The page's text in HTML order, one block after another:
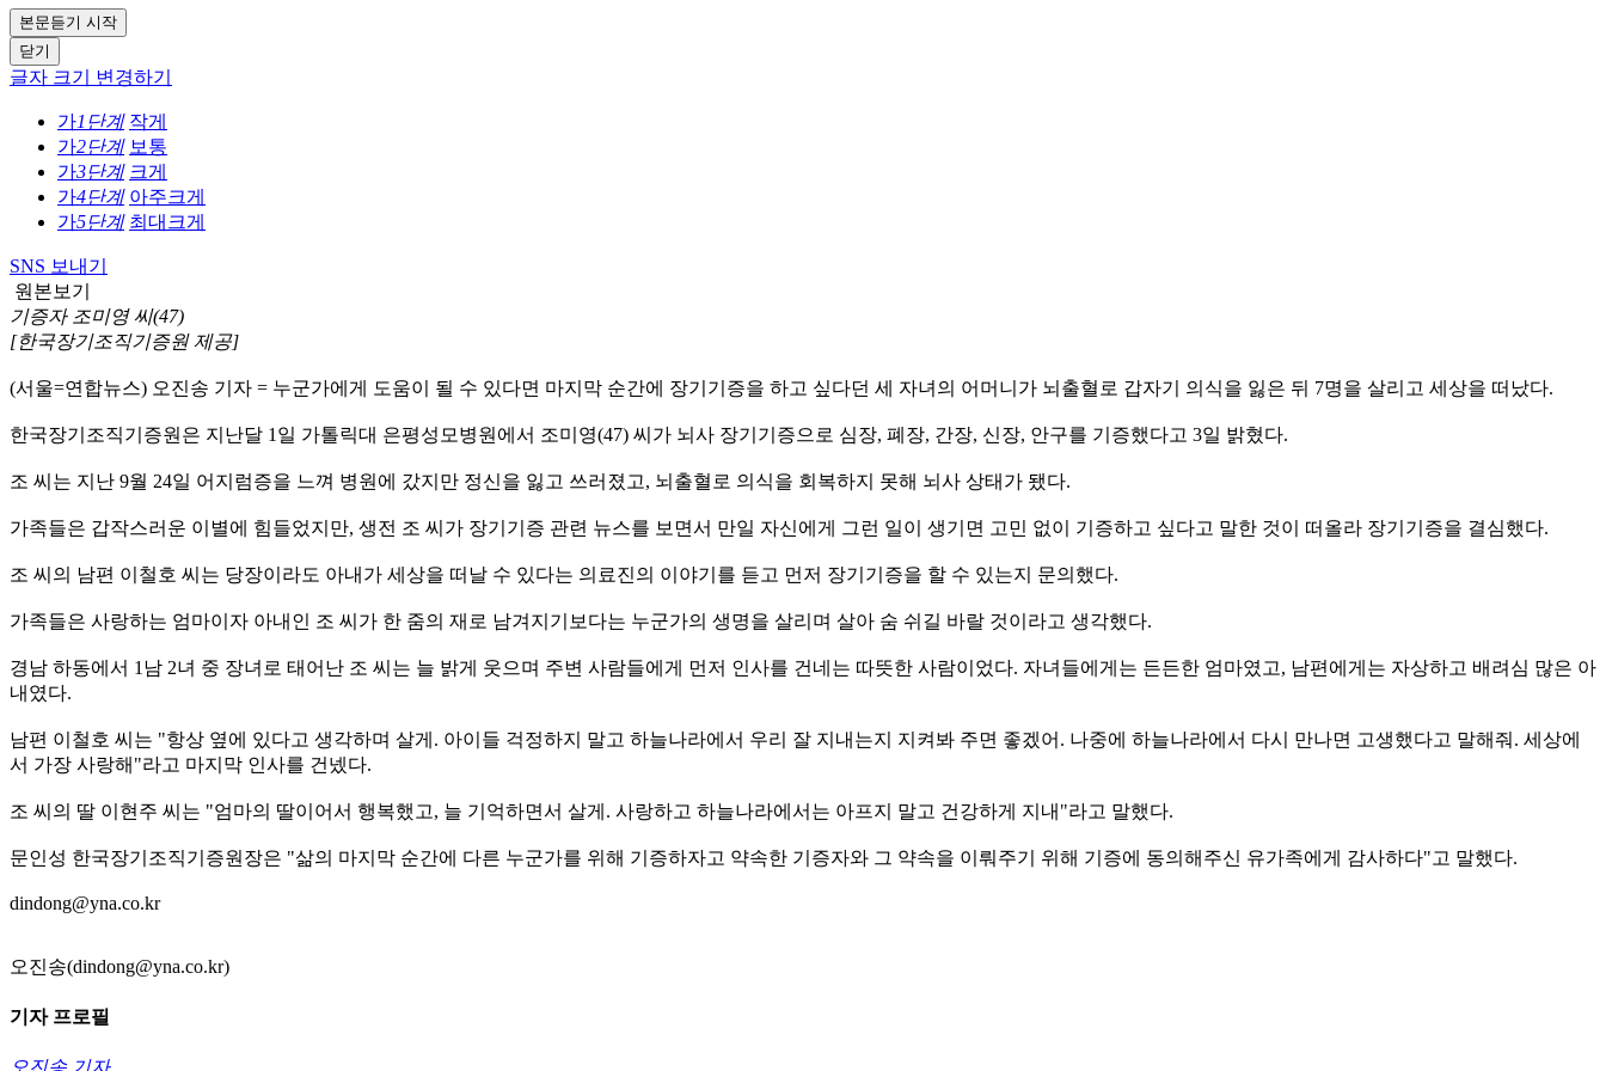
본문듣기 시작
닫기
글자 크기 변경하기
가1단계 작게
가2단계 보통
가3단계 크게
가4단계 아주크게
가5단계 최대크게
SNS 보내기
원본보기
기증자 조미영 씨(47)
[한국장기조직기증원 제공]
(서울=연합뉴스) 오진송 기자 = 누군가에게 도움이 될 수 있다면 마지막 순간에 장기기증을 하고 싶다던 세 자녀의 어머니가 뇌출혈로 갑자기 의식을 잃은 뒤 7명을 살리고 세상을 떠났다.
한국장기조직기증원은 지난달 1일 가톨릭대 은평성모병원에서 조미영(47) 씨가 뇌사 장기기증으로 심장, 폐장, 간장, 신장, 안구를 기증했다고 3일 밝혔다.
조 씨는 지난 9월 24일 어지럼증을 느껴 병원에 갔지만 정신을 잃고 쓰러졌고, 뇌출혈로 의식을 회복하지 못해 뇌사 상태가 됐다.
가족들은 갑작스러운 이별에 힘들었지만, 생전 조 씨가 장기기증 관련 뉴스를 보면서 만일 자신에게 그런 일이 생기면 고민 없이 기증하고 싶다고 말한 것이 떠올라 장기기증을 결심했다.
조 씨의 남편 이철호 씨는 당장이라도 아내가 세상을 떠날 수 있다는 의료진의 이야기를 듣고 먼저 장기기증을 할 수 있는지 문의했다.
가족들은 사랑하는 엄마이자 아내인 조 씨가 한 줌의 재로 남겨지기보다는 누군가의 생명을 살리며 살아 숨 쉬길 바랄 것이라고 생각했다.
경남 하동에서 1남 2녀 중 장녀로 태어난 조 씨는 늘 밝게 웃으며 주변 사람들에게 먼저 인사를 건네는 따뜻한 사람이었다. 자녀들에게는 든든한 엄마였고, 남편에게는 자상하고 배려심 많은 아
내였다.
남편 이철호 씨는 "항상 옆에 있다고 생각하며 살게. 아이들 걱정하지 말고 하늘나라에서 우리 잘 지내는지 지켜봐 주면 좋겠어. 나중에 하늘나라에서 다시 만나면 고생했다고 말해줘. 세상에
서 가장 사랑해"라고 마지막 인사를 건넸다.
조 씨의 딸 이현주 씨는 "엄마의 딸이어서 행복했고, 늘 기억하면서 살게. 사랑하고 하늘나라에서는 아프지 말고 건강하게 지내"라고 말했다.
문인성 한국장기조직기증원장은 "삶의 마지막 순간에 다른 누군가를 위해 기증하자고 약속한 기증자와 그 약속을 이뤄주기 위해 기증에 동의해주신 유가족에게 감사하다"고 말했다.
dindong@yna.co.kr
오진송(dindong@yna.co.kr)
기자 프로필